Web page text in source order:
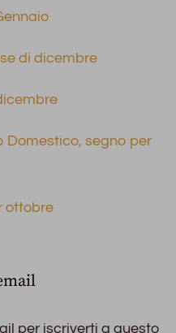
di dicembre
Domestico, segno per
ottobre
per iscriverti a questo